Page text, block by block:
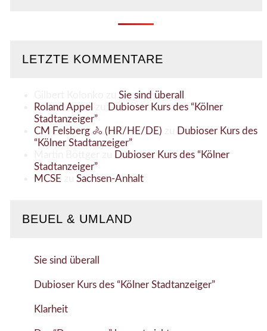
LETZTE KOMMENTARE
Sie sind überall
Roland Appel
Dubioser Kurs des “Kölner
Stadtanzeiger”
CM Felsberg 🚴 (HR/HE/DE)
Dubioser Kurs des
“Kölner Stadtanzeiger”
Dubioser Kurs des “Kölner
Stadtanzeiger”
MCSE
Sachsen-Anhalt
BEUEL & UMLAND
Sie sind überall
Dubioser Kurs des “Kölner Stadtanzeiger”
Klarheit